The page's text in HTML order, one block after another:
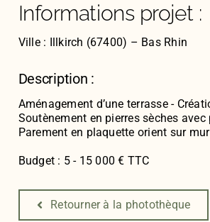
Informations projet :
Ville : Illkirch (67400) – Bas Rhin
Description :
Aménagement d’une terrasse -
Soutènement en pierres sèches
Parement en plaquette orient sur
Budget : 5 - 15 000 € TTC
Retourner à la photothèque